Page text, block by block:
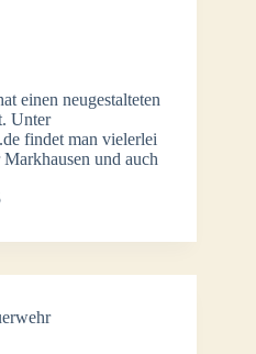
einen neugestalteten
Unter
findet man vielerlei
und auch